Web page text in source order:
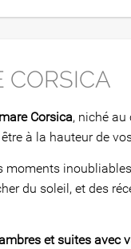
CORSICA
Corsica, niché
à la hauteur de
moments
du soleil, et des
et suites avec